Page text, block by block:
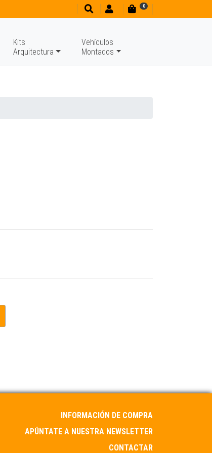
0
Kits
Arquitectura
Vehículos
Montados
INFORMACIÓN DE COMPRA
APÚNTATE A NUESTRA NEWSLETTER
CONTACTAR